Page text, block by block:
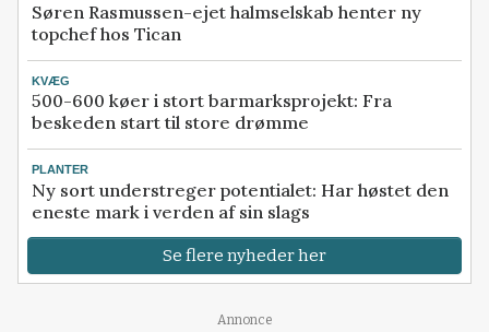
Søren Rasmussen-ejet halmselskab henter ny
topchef hos Tican
KVÆG
500-600 køer i stort barmarksprojekt: Fra
beskeden start til store drømme
PLANTER
Ny sort understreger potentialet: Har høstet den
eneste mark i verden af sin slags
Se flere nyheder her
Annonce